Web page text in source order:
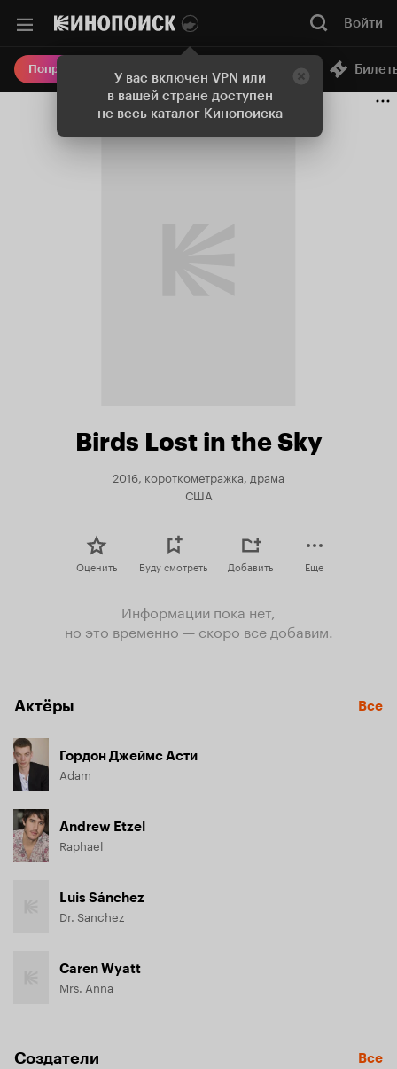
У вас включен VPN или
в вашей стране доступен
не весь каталог Кинопоиска
Войти
Попробовать Плюс Онлайн-кинотеатр
Birds Lost in the Sky
2016, короткометражка, драма
США
Оценить Буду смотреть Добавить Еще
Информации пока нет,
но это временно — скоро все добавим.
Актёры Все
Гордон Джеймс Асти
Adam
Andrew Etzel
Raphael
Luis Sánchez
Dr. Sanchez
Caren Wyatt
Mrs. Anna
Создатели Все